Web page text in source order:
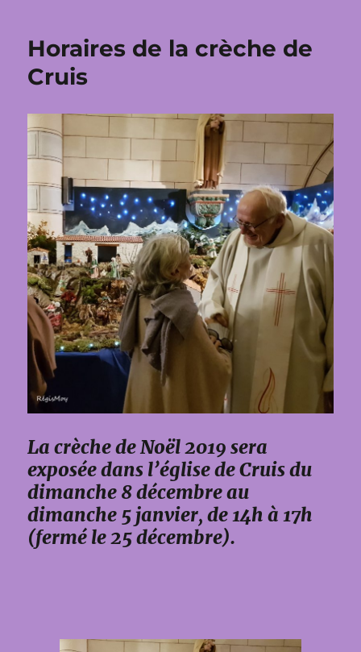
Horaires de la crèche de
Cruis
La crèche de Noël 2019 sera
exposée dans l’église de Cruis du
dimanche 8 décembre au
dimanche 5 janvier, de 14h à 17h
(fermé le 25 décembre).